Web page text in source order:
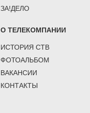
ЗА!ДЕЛО
О ТЕЛЕКОМПАНИИ
ИСТОРИЯ СТВ
ФОТОАЛЬБОМ
ВАКАНСИИ
КОНТАКТЫ